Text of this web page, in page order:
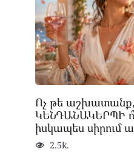
Ոչ թե աշխատանք,
ԿԵՆԴԱՆԱԿԵՐՊԻ
իսկապես սիրում
2.5k.